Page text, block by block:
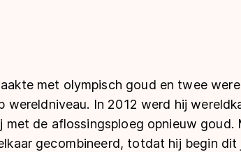
met olympisch goud en twee
wereldniveau. In 2012 werd hij
met de aflossingsploeg opnieuw goud.
gecombineerd, totdat hij begin dit